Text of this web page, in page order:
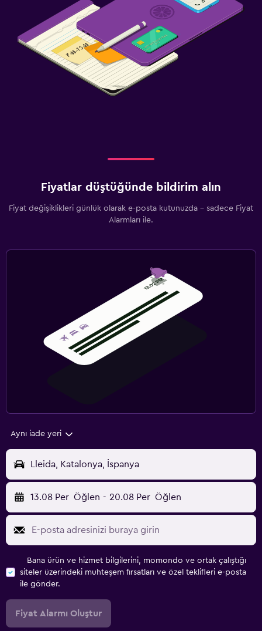
Fiyatlar düştüğünde bildirim alın
Fiyat değişiklikleri günlük olarak e-posta kutunuzda - sadece Fiyat
Alarmları ile.
Aynı iade yeri
Lleida, Katalonya, İspanya
13.08 Per Öğlen - 20.08 Per Öğlen
Bana ürün ve hizmet bilgilerini, momondo ve ortak çalıştığı
siteler üzerindeki muhteşem fırsatları ve özel teklifleri e-posta
ile gönder.
Fiyat Alarmı Oluştur